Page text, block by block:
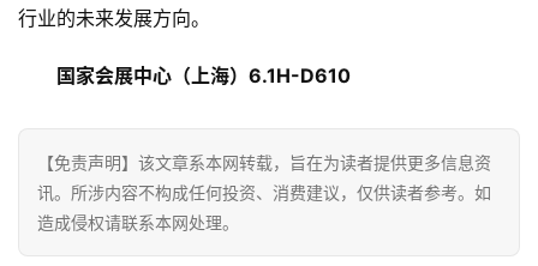
专
新
能
行业的未来发展方向。
国家会展中心（上海）6.1H-D610
【免责声明】该文章系本网转载，旨在为读者提供更多信息资
讯。所涉内容不构成任何投资、消费建议，仅供读者参考。如
造成侵权请联系本网处理。